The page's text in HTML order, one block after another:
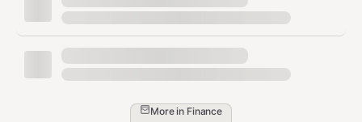
More in Finance